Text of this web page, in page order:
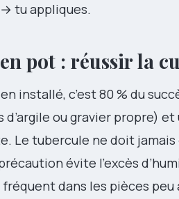
→ tu appliques.
pot : réussir la
installé, c’est 80 % du
ou gravier propre)
Le tubercule ne doit
évite l’excès
dans les pièces peu